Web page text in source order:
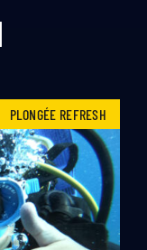
PLONGÉE REFRESH